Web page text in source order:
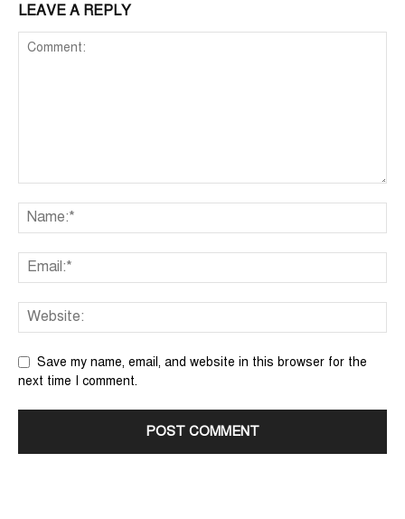
LEAVE A REPLY
Save my name, email, and website in this browser for the
next time I comment.